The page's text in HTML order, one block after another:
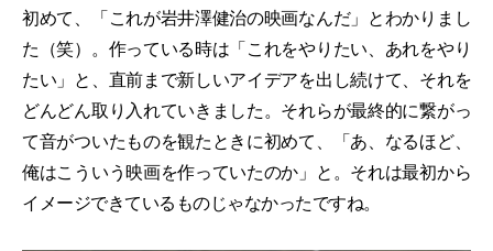
初めて、「これが岩井澤健治の映画なんだ」とわかりまし
た（笑）。作っている時は「これをやりたい、あれをやり
たい」と、直前まで新しいアイデアを出し続けて、それを
どんどん取り入れていきました。それらが最終的に繋がっ
て音がついたものを観たときに初めて、「あ、なるほど、
俺はこういう映画を作っていたのか」と。それは最初から
イメージできているものじゃなかったですね。